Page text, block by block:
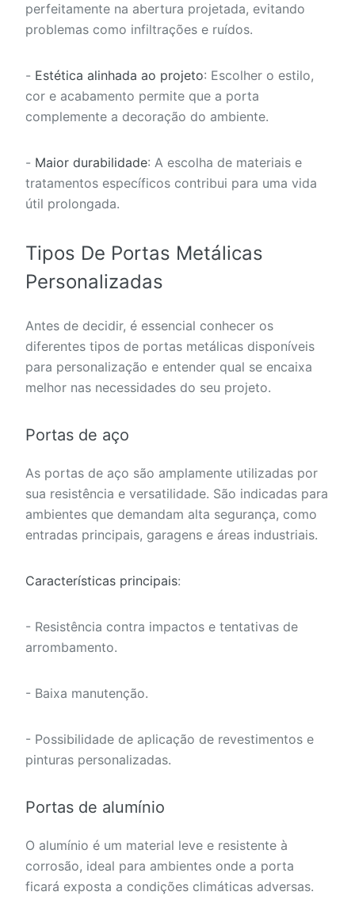
perfeitamente na abertura projetada, evitando
problemas como infiltrações e ruídos.
- Estética alinhada ao projeto: Escolher o estilo,
cor e acabamento permite que a porta
complemente a decoração do ambiente.
- Maior durabilidade: A escolha de materiais e
tratamentos específicos contribui para uma vida
útil prolongada.
Tipos De Portas Metálicas
Personalizadas
Antes de decidir, é essencial conhecer os
diferentes tipos de portas metálicas disponíveis
para personalização e entender qual se encaixa
melhor nas necessidades do seu projeto.
Portas de aço
As portas de aço são amplamente utilizadas por
sua resistência e versatilidade. São indicadas para
ambientes que demandam alta segurança, como
entradas principais, garagens e áreas industriais.
Características principais:
- Resistência contra impactos e tentativas de
arrombamento.
- Baixa manutenção.
- Possibilidade de aplicação de revestimentos e
pinturas personalizadas.
Portas de alumínio
O alumínio é um material leve e resistente à
corrosão, ideal para ambientes onde a porta
ficará exposta a condições climáticas adversas.